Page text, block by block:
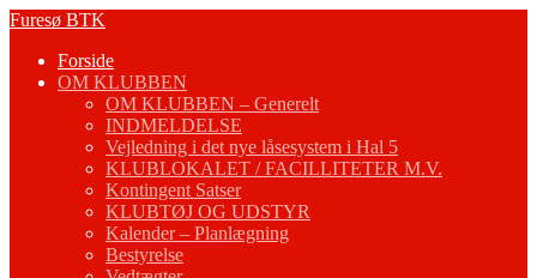
Fortsæt
indhold
Furesø BTK
Forside
OM KLUBBEN
OM KLUBBEN – Generelt
INDMELDELSE
Vejledning i det nye låsesystem i Hal 5
KLUBLOKALET / FACILLITETER M.V.
Kontingent Satser
KLUBTØJ OG UDSTYR
Kalender – Planlægning
Bestyrelse